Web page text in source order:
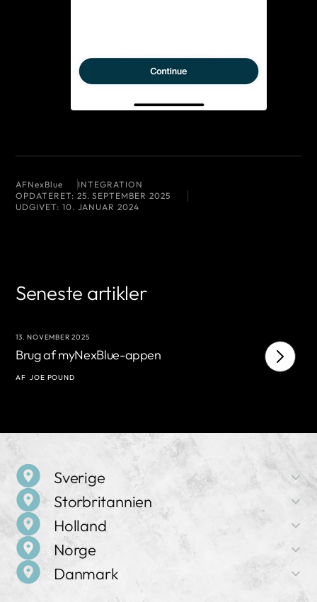
AFNexBlue
INTEGRATION
OPDATERET: 25. SEPTEMBER 2025
UDGIVET: 10. JANUAR 2024
Seneste artikler
13. NOVEMBER 2025
Brug af myNexBlue-appen
AF JOE POUND
Sverige
Firmanavn
NexBlue
Adresse
Birger Jarlsgatan 57 C, 113 56 Stockholm, Sverige
Storbritannien
Firmanavn
NexBlue
Adresse
Holland
Firmanavn
NexBlue
Norge
Firmanavn
Danmark